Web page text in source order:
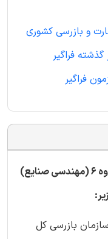
و بازرسی کشوری
گذشته فراگیر
فراگیر
سوالات استخدامی نظارت و بازرسی گروه 6 (مهندسی صنایع)
بازرسی کل